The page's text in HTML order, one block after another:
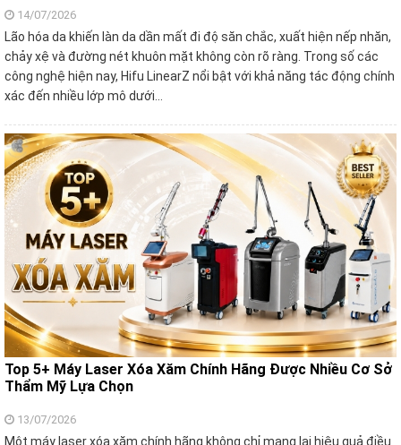
14/07/2026
Lão hóa da khiến làn da dần mất đi độ săn chắc, xuất hiện nếp nhăn,
chảy xệ và đường nét khuôn mặt không còn rõ ràng. Trong số các
công nghệ hiện nay, Hifu LinearZ nổi bật với khả năng tác động chính
xác đến nhiều lớp mô dưới…
Top 5+ Máy Laser Xóa Xăm Chính Hãng Được Nhiều Cơ Sở
Thẩm Mỹ Lựa Chọn
13/07/2026
Một máy laser xóa xăm chính hãng không chỉ mang lại hiệu quả điều